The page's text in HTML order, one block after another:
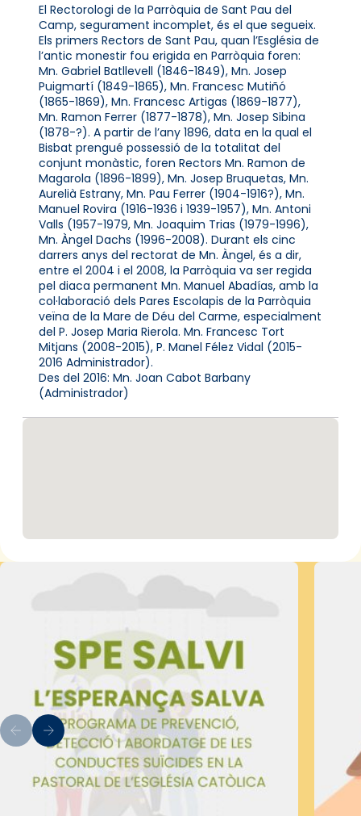
El Rectorologi de la Parròquia de Sant Pau del
Camp, segurament incomplet, és el que segueix.
Els primers Rectors de Sant Pau, quan l’Església de
l’antic monestir fou erigida en Parròquia foren:
Mn. Gabriel Batllevell (1846-1849), Mn. Josep
Puigmartí (1849-1865), Mn. Francesc Mutiñó
(1865-1869), Mn. Francesc Artigas (1869-1877),
Mn. Ramon Ferrer (1877-1878), Mn. Josep Sibina
(1878-?). A partir de l’any 1896, data en la qual el
Bisbat prengué possessió de la totalitat del
conjunt monàstic, foren Rectors Mn. Ramon de
Magarola (1896-1899), Mn. Josep Bruquetas, Mn.
Aurelià Estrany, Mn. Pau Ferrer (1904-1916?), Mn.
Manuel Rovira (1916-1936 i 1939-1957), Mn. Antoni
Valls (1957-1979, Mn. Joaquim Trias (1979-1996),
Mn. Àngel Dachs (1996-2008). Durant els cinc
darrers anys del rectorat de Mn. Àngel, és a dir,
entre el 2004 i el 2008, la Parròquia va ser regida
pel diaca permanent Mn. Manuel Abadías, amb la
col·laboració dels Pares Escolapis de la Parròquia
veïna de la Mare de Déu del Carme, especialment
del P. Josep Maria Rierola. Mn. Francesc Tort
Mitjans (2008-2015), P. Manel Félez Vidal (2015-
2016 Administrador).
Des del 2016: Mn. Joan Cabot Barbany
(Administrador)